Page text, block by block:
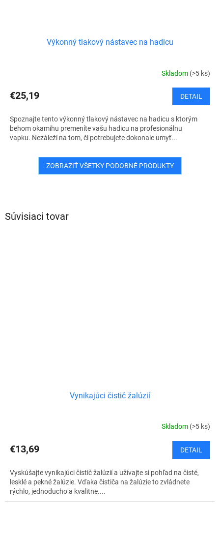
Súvisiaci tovar
Vynikajúci čistič žalúzií
Skladom (>5 ks)
€13,69 DETAIL
Vyskúšajte vynikajúci čistič žalúzií a užívajte si pohľad na čisté,
lesklé a pekné žalúzie. Vďaka čističa na žalúzie to zvládnete
rýchlo, jednoducho a kvalitne....
Výkonný tlakový nástavec na hadicu
Skladom (>5 ks)
€25,19 DETAIL
Spoznajte tento výkonný tlakový nástavec na hadicu s ktorým
behom okamihu premeníte vašu hadicu na profesionálnu
vapku. Nezáleží na tom, či potrebujete dokonale umyť...
ZOBRAZIŤ VŠETKY PODOBNÉ PRODUKTY